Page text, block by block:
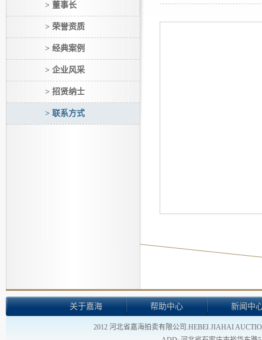
> 董事长
> 荣誉资质
> 经典案例
> 企业风采
> 招贤纳士
> 联系方式
关于嘉海 帮助中心 新闻中
2012 河北省嘉海拍卖有限公司.HEBEI JIAHAI